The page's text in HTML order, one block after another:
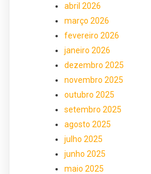
abril 2026
março 2026
fevereiro 2026
janeiro 2026
dezembro 2025
novembro 2025
outubro 2025
setembro 2025
agosto 2025
julho 2025
junho 2025
maio 2025